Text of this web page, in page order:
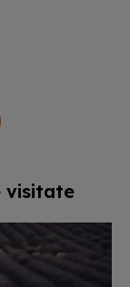
visitate